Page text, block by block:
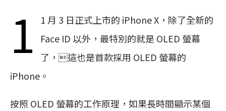
1
1 月 3 日正式上市的 iPhone X，除了全新的
Face ID 以外，最特別的就是 OLED 螢幕
了，這也是首款採用 OLED 螢幕的
iPhone。
按照 OLED 螢幕的工作原理，如果長時間顯示某個